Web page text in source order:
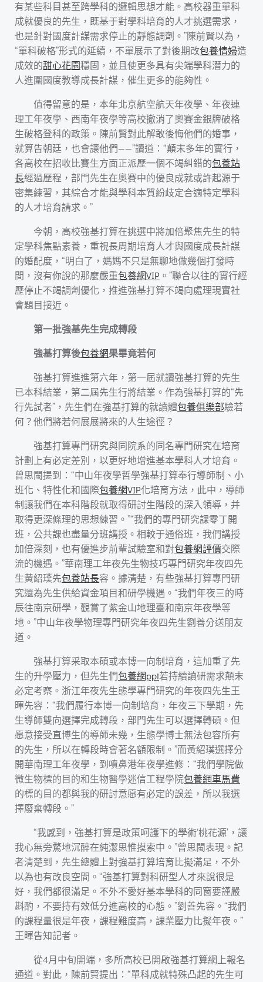
有某些科目甚至跨學科的邏輯思想才能。高校器重單科
成就優良的先生，既基于對學科培育的人才挑選需求，
也是針對國度計謀需求停止的靜態調劑。”陳前賢以為，
“單科破格”形式的延續，不單展示了對後期改包養情婦造
成效的甜心花園穩固，並且使更多具有尖端學科潛力的
人進圍國度教導成長計謀，催生更多的能夠性。
值得留意的是，本年北京航空航天年夜學、年夜連
理工年夜學、西南年夜學等高校撤消了奧賽金銀牌破格
生破格登科的政策。陳前賢對此解敢後悔他們的婚事，
就算告朝廷，也會讓他們——”讀道：“顛末多年的實行，
各高校在招收比賽生方面正派歷一個不竭糾錯的包養站
長經過歷程，部門先生在奧賽中的優良成就或許起源于
密集練習，其綜合才能與學科本質紛歧定合適特定學科
的人才培育請求。”
今朝，高校強基打算在挑選中將加倍聚焦先生的特
定學科焦點素養，重視長周期培育人才與國度成長計謀
的婚配度，“明白了，媽媽不只是無聊地做幾個打發時
間，沒有你說的那麼嚴重包養網VIP 。”聯合以往的實行經
歷停止不竭調劑優化，推進強基打算不竭向處理現實社
會題目接近。
第一批強基先生完成轉段
強基打算後包養網果畢竟若何
強基打算進進第六年，第一屆就讀強基打算的先生
已本科結業，第二屆先生行將結業。作為強基打算的“先
行先試者”，先生們在強基打算的就讀體包養俱樂部驗若
何？他們將若何展展將來的人生途徑？
強基打算專門研究與同院系的同名專門研究在培育
計劃上有必定差別，以更好地增進基本學科人才培育。
曾思閩提到：“中山年夜學哲學強基打算奉行導師制、小
班化、特性化和國際包養網VIP化培育方法，此中，導師
制讓我們在本科階段就取得研討生階段的深入領導，并
取得更深條理的思想練習。”“我們的專門研究課零丁開
班，公共課也盡量分班講授。相較于通俗班，我們講授
加倍深刻，也有優進步前輩試驗室和對包養網評價交際
流的機遇。”華南理工年夜先生物技巧專門研究年夜四先
生黃紹璞先包養站長容。據清楚，有些強基打算專門研
究還為先生供給資金項目和研學機遇。“我們年夜三的時
辰往南京研學，觀賞了紫金山地理臺和南京年夜學等
地。”中山年夜學物理專門研究年夜四先生劉善分送朋友
道。
強基打算采取本碩或本博一向制培育，這加重了先
生的升學壓力，但先生們包養網ppt若持續讀研需求顛末
必定考察。浙江年夜先生態學專門研究的年夜四先生王
暉先容：“我們履行本博一向制培育，年夜三下學期，先
生導師雙向選擇完成轉段，部門先生可以選擇轉碩。但
愿意接受直博生的導師未幾，生態學博士無法包容所有
的先生，所以在轉段時會著名額限制。”而黃紹璞選擇分
開華南理工年夜學，到噴鼻港年夜學進修：“我們學院做
微生物標的目的和生物醫學迷信工程學院包養網車馬費
的標的目的都與我的研討意愿有必定的誤差，所以我選
擇廢棄轉段。”
“我感到，強基打算是政策呵護下的學術‘桃花源’，讓
我心無旁騖地沉醉在純潔思惟摸索中。”曾思閩表現。記
者清楚到，先生總體上對強基打算培育比擬滿足，不外
以為也有改良空間。“強基打算對科研型人才來說很是
好，我們都很滿足。不外不愛好基本學科的同窗要謹嚴
斟酌，不要持有效低分進高校的心態。”劉善先容。“我們
的課程量很是年夜，課程難度高，課業壓力比擬年夜。”
王暉告知記者。
從4月中旬開端，多所高校已開啟強基打算網上報名
通道。對此，陳前賢提出：“單科成就特殊凸起的先生可